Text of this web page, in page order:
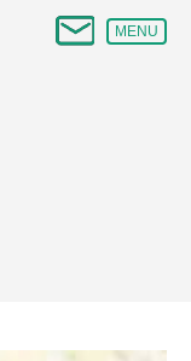
MENU